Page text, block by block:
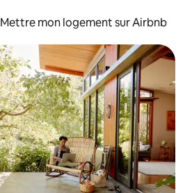
Mettre mon logement sur Airbnb